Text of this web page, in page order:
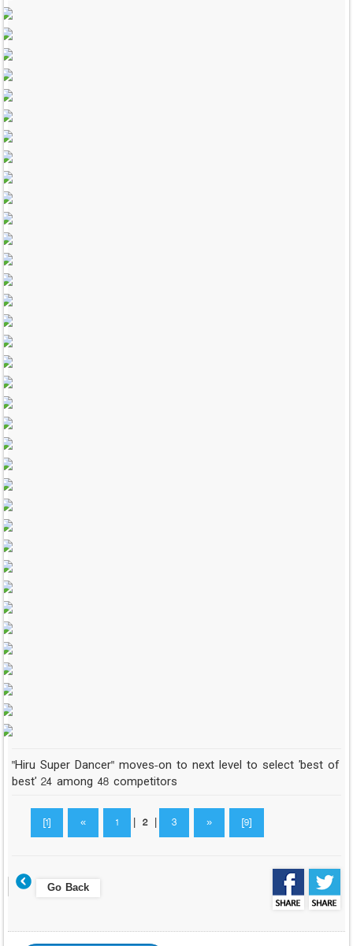
"Hiru Super Dancer" moves-on to next level to select 'best of
best' 24 among 48 competitors
[1] « 1 2| 3 » [9]
Go Back